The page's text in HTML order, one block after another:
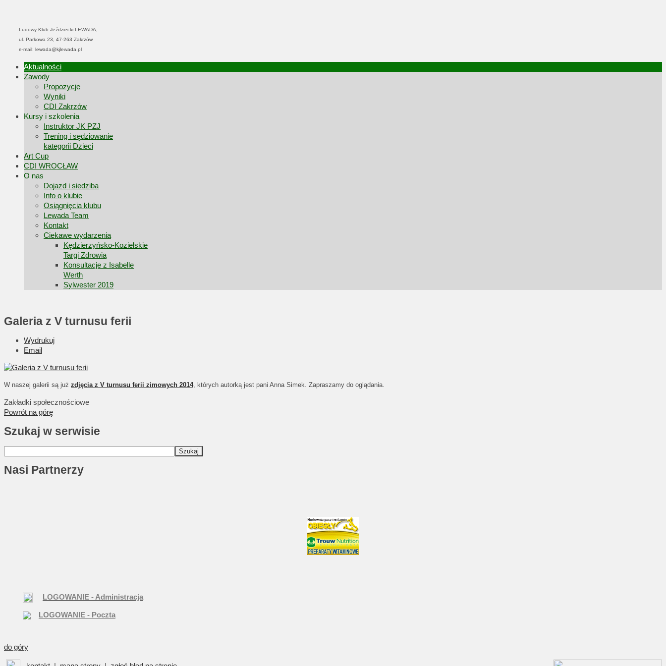
Ludowy Klub Jeździecki LEWADA,
ul. Parkowa 23, 47-263 Zakrzów
e-mail: lewada@kjlewada.pl
Aktualności
Zawody
Propozycje
Wyniki
CDI Zakrzów
Kursy i szkolenia
Instruktor JK PZJ
Trening i sędziowanie
kategorii Dzieci
Art Cup
CDI WROCŁAW
O nas
Dojazd i siedziba
Info o klubie
Osiągnięcia klubu
Lewada Team
Kontakt
Ciekawe wydarzenia
Kędzierzyńsko-Kozielskie
Targi Zdrowia
Konsultacje z Isabelle
Werth
Sylwester 2019
Galeria z V turnusu ferii
Wydrukuj
Email
W naszej galerii są już zdjęcia z V turnusu ferii zimowych 2014, których autorką jest pani Anna Simek. Zapraszamy do oglądania.
Zakładki społecznościowe
Powrót na górę
Szukaj w serwisie
Nasi Partnerzy
LOGOWANIE - Administracja
LOGOWANIE - Poczta
do góry